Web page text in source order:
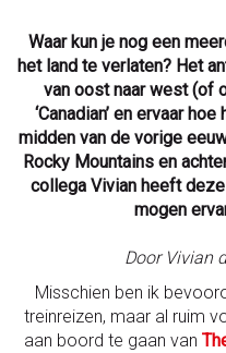
Waar kun je nog een
het land te verlaten? Het
van oost naar west (of
‘Canadian’ en ervaar
midden van de vorige
Rocky Mountains en
collega Vivian heeft
mogen
Door Vivian
Misschien ben ik
treinreizen, maar al ruim
aan boord te gaan van